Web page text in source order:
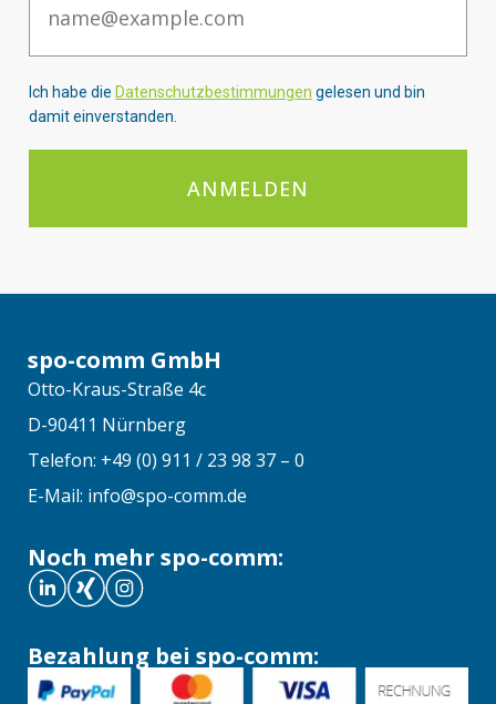
Ich habe die Datenschutzbestimmungen gelesen und bin
damit einverstanden.
ANMELDEN
spo-comm GmbH
Otto-Kraus-Straße 4c
D-90411 Nürnberg
Telefon: +49 (0) 911 / 23 98 37 – 0
E-Mail: info@spo-comm.de
Noch mehr spo-comm:
Bezahlung bei spo-comm: